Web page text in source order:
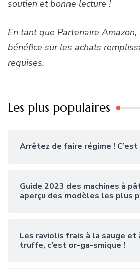
soutien et bonne lecture !
En tant que Partenaire
bénéfice sur les achats
requises.
Les plus populaires
Arrêtez de faire régime ! C’est
Guide 2023 des machines à
aperçu des modèles les plus
Les raviolis frais à la sauge et
truffe, c’est or-ga-smique !